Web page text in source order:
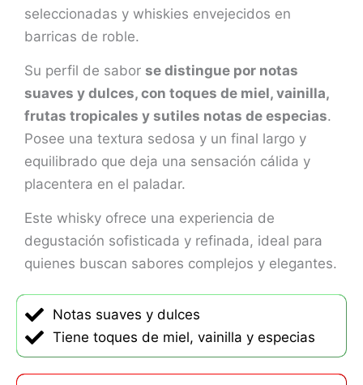
seleccionadas y whiskies envejecidos en
barricas de roble.
Su perfil de sabor se distingue por notas
suaves y dulces, con toques de miel, vainilla,
frutas tropicales y sutiles notas de especias.
Posee una textura sedosa y un final largo y
equilibrado que deja una sensación cálida y
placentera en el paladar.
Este whisky ofrece una experiencia de
degustación sofisticada y refinada, ideal para
quienes buscan sabores complejos y elegantes.
Notas suaves y dulces
Tiene toques de miel, vainilla y especias